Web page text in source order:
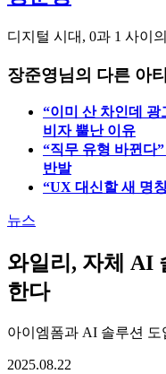
디지털 시대, 0과 1 사이
장준영님의 다른 아
“이미 산 차인데 광
비자 뿔난 이유
“직무 유형 바뀐다
반발
“UX 대신할 새 명
뉴스
와일리, 자체 AI
한다
아이엠폼과 AI 솔루션
2025.08.22